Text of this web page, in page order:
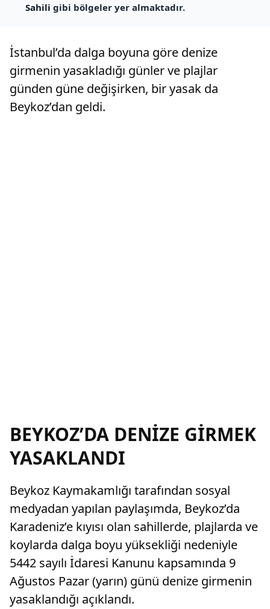
Sahili gibi bölgeler yer almaktadır.
İstanbul’da dalga boyuna göre denize
girmenin yasakladığı günler ve plajlar
günden güne değişirken, bir yasak da
Beykoz’dan geldi.
BEYKOZ’DA DENİZE GİRMEK
YASAKLANDI
Beykoz Kaymakamlığı tarafından sosyal
medyadan yapılan paylaşımda, Beykoz’da
Karadeniz’e kıyısı olan sahillerde, plajlarda ve
koylarda dalga boyu yüksekliği nedeniyle
5442 sayılı İdaresi Kanunu kapsamında 9
Ağustos Pazar (yarın) günü denize girmenin
yasaklandığı açıklandı.